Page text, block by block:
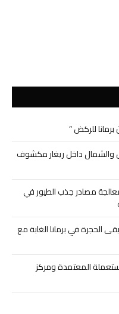
برمانا للركض “
والشمال داخل ريغار مكشوف
مصادر جذب الطيور في
الحجرة في برمانا الغابة مع
المعتمدة ومركز